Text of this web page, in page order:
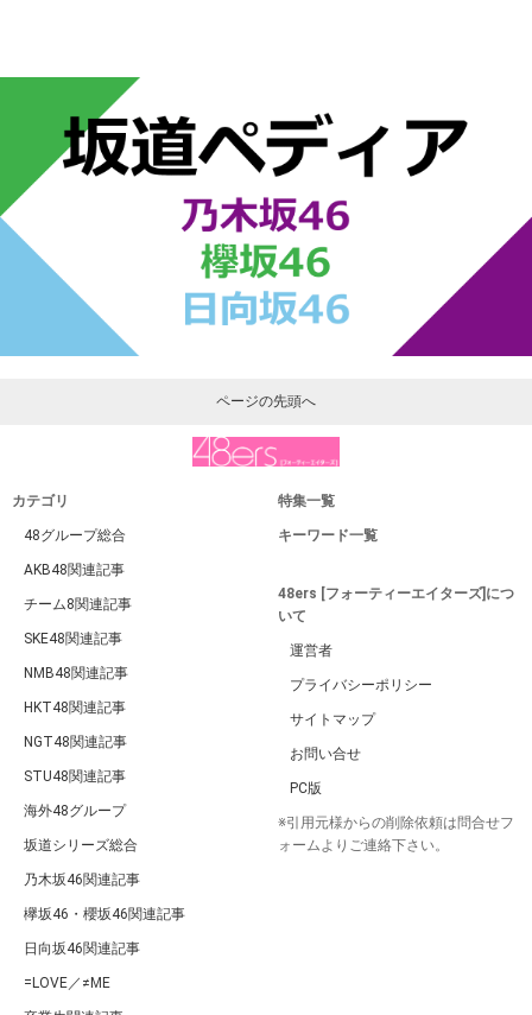
ページの先頭へ
カテゴリ
48グループ総合
AKB48関連記事
チーム8関連記事
SKE48関連記事
NMB48関連記事
HKT48関連記事
NGT48関連記事
STU48関連記事
海外48グループ
坂道シリーズ総合
乃木坂46関連記事
欅坂46・櫻坂46関連記事
日向坂46関連記事
=LOVE／≠ME
特集一覧
キーワード一覧
48ers [フォーティーエイターズ]につ
いて
運営者
プライバシーポリシー
サイトマップ
お問い合せ
PC版
※引用元様からの削除依頼は問合せフ
ォームよりご連絡下さい。